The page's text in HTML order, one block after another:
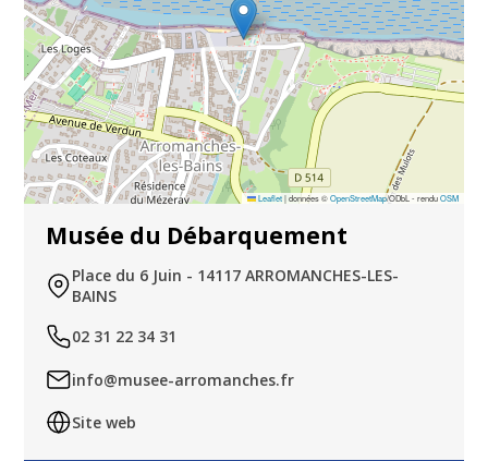
Leaflet |données ©OpenStreetMap/ODbL - renduOSM
Musée du Débarquement
Place du 6 Juin - 14117 ARROMANCHES-LES-
BAINS
02 31 22 34 31
info@musee-arromanches.fr
Site web